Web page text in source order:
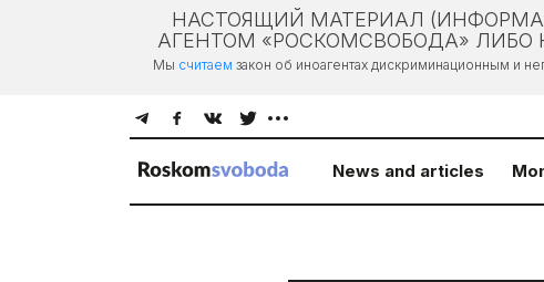
НАСТОЯЩИЙ МАТЕРИАЛ
АГЕНТОМ «РОСКОМСВОБОДА» ЛИБО
Мы считаем закон об иноагентах дискриминационным и
News and articles